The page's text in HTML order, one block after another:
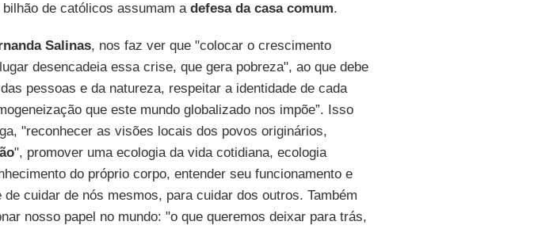
de católicos assumam a defesa da casa comum.
Salinas, nos faz ver que "colocar o crescimento
desencadeia essa crise, que gera pobreza", ao que debe
pessoas e da natureza, respeitar a identidade de cada
que este mundo globalizado nos impõe”. Isso
"reconhecer as visões locais dos povos originários,
", promover uma ecologia da vida cotidiana, ecologia
do próprio corpo, entender seu funcionamento e
cuidar de nós mesmos, para cuidar dos outros. Também
nosso papel no mundo: "o que queremos deixar para trás,